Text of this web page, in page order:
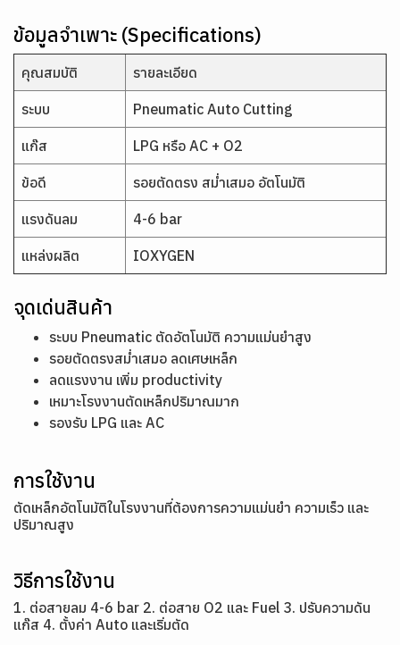
ข้อมูลจำเพาะ (Specifications)
คุณสมบัติ รายละเอียด
ระบบ Pneumatic Auto Cutting
แก๊ส LPG หรือ AC + O2
ข้อดี รอยตัดตรง สม่ำเสมอ อัตโนมัติ
แรงดันลม 4-6 bar
แหล่งผลิต IOXYGEN
จุดเด่นสินค้า
ระบบ Pneumatic ตัดอัตโนมัติ ความแม่นยำสูง
รอยตัดตรงสม่ำเสมอ ลดเศษเหล็ก
ลดแรงงาน เพิ่ม productivity
เหมาะโรงงานตัดเหล็กปริมาณมาก
รองรับ LPG และ AC
การใช้งาน
ตัดเหล็กอัตโนมัติในโรงงานที่ต้องการความแม่นยำ ความเร็ว และ
ปริมาณสูง
วิธีการใช้งาน
1. ต่อสายลม 4-6 bar 2. ต่อสาย O2 และ Fuel 3. ปรับความดัน
แก๊ส 4. ตั้งค่า Auto และเริ่มตัด